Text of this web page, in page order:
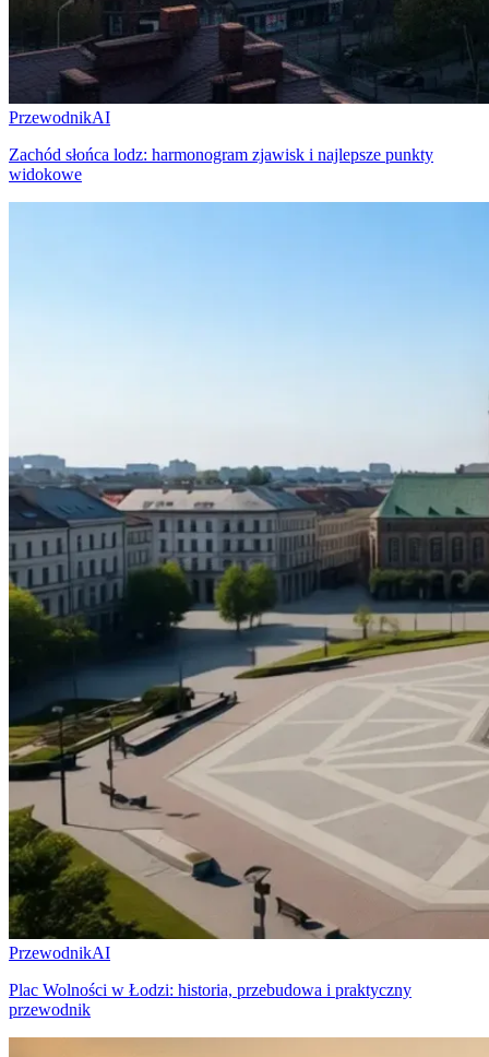
PrzewodnikAI
Zachód słońca lodz: harmonogram zjawisk i najlepsze punkty
widokowe
PrzewodnikAI
Plac Wolności w Łodzi: historia, przebudowa i praktyczny
przewodnik